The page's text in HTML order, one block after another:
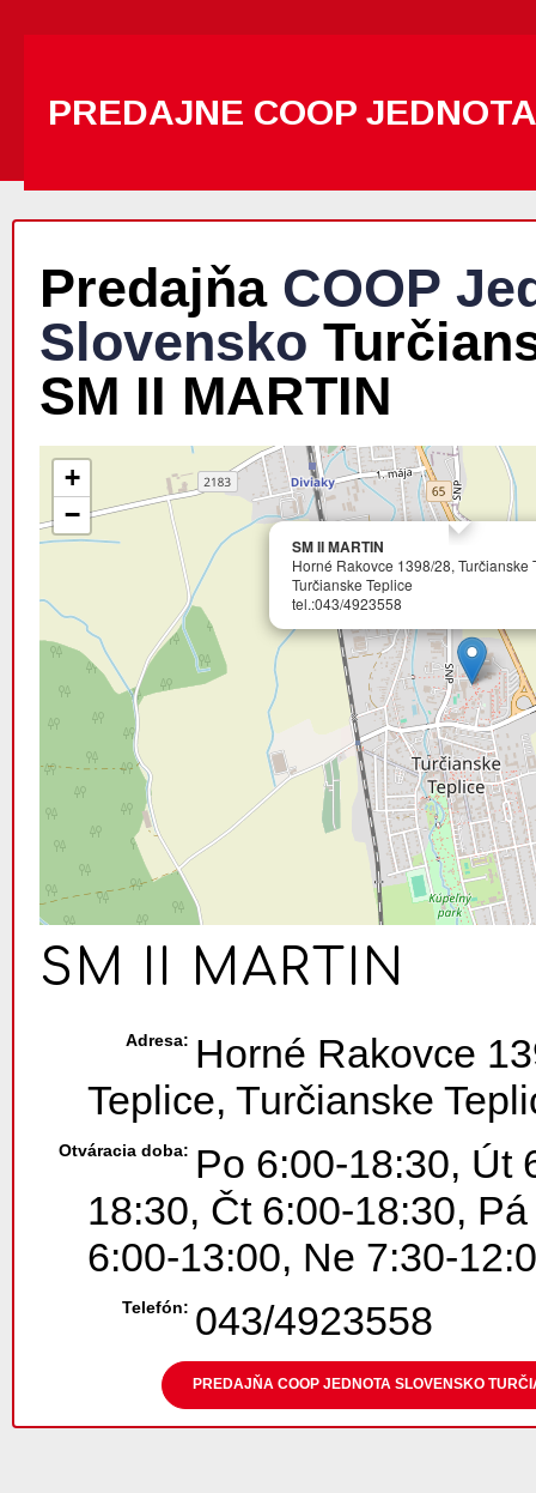
PREDAJNE COOP
Predajňa COOP
Slovensko
SM II MARTIN
SM II MARTIN
Horné Rakovce 1398/28, Turčianske
Turčianske Teplice
tel.:043/4923558
+
−
SM II MARTIN
Adresa: Horné Rakovce
Teplice, Turčianske
Otváracia doba: Po 6:00-18:30, Út
18:30, Čt 6:00-18:30,
6:00-13:00, Ne 7:30-
Telefón: 043/4923558
PREDAJŇA COOP JEDNOTA SLOVENSKO